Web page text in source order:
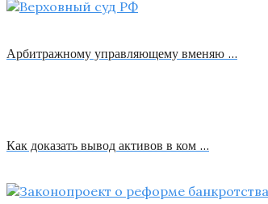
Арбитражному управляющему вменяю …
Как доказать вывод активов в ком …